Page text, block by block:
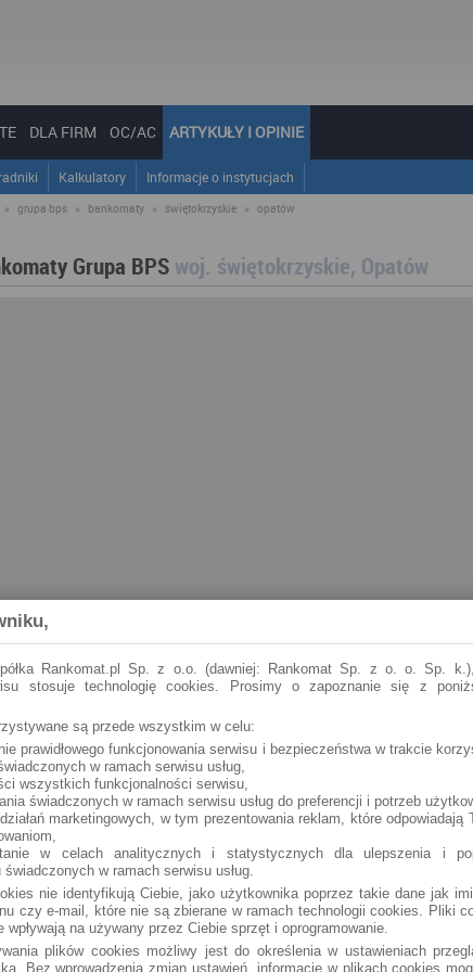
DLA FIRM OC/AC ARTYKUŁY I OPINIE
Kalkulatory Informacje o instytucjach
» grupa bps » bankomaty » świętokrzyskie » opatów
Grupa BPS woj. świętokrzyskie, Opatów
Sienkiewicza 30 (24h)
Rankomat.pl Sp. z o.o. (dawniej: Rankomat Sp. z o. o. Sp.
stosuje technologię cookies. Prosimy o zapoznanie się z
są przede wszystkim w celu:
prawidłowego funkcjonowania serwisu i bezpieczeństwa w trakcie
w ramach serwisu usług,
wszystkich funkcjonalności serwisu,
świadczonych w ramach serwisu usług do preferencji i potrzeb
marketingowych, w tym prezentowania reklam, które odpowiadają
w celach analitycznych i statystycznych dla ulepszenia i
świadczonych w ramach serwisu usług.
nie identyfikują Ciebie, jako użytkownika poprzez takie dane jak
czy e-mail, które nie są zbierane w ramach technologii cookies. Pliki
wpływają na używany przez Ciebie sprzęt i oprogramowanie.
plików cookies możliwy jest do określenia w ustawieniach
Bez wprowadzenia zmian ustawień, informacje w plikach cookies